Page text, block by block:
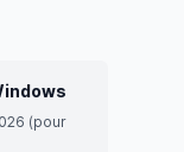
(pour